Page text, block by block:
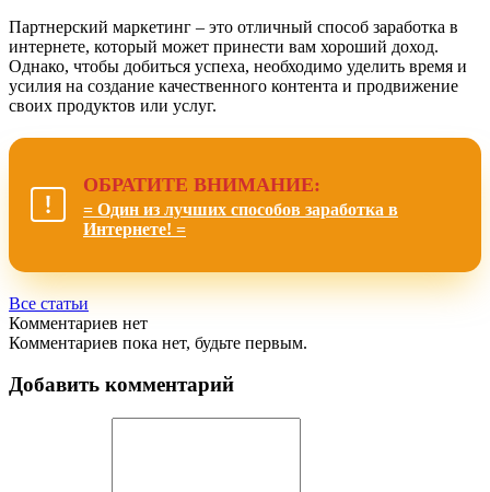
Партнерский маркетинг – это отличный способ заработка в
интернете, который может принести вам хороший доход.
Однако, чтобы добиться успеха, необходимо уделить время и
усилия на создание качественного контента и продвижение
своих продуктов или услуг.
ОБРАТИТЕ ВНИМАНИЕ:
= Один из лучших способов заработка в
Интернете! =
Все статьи
Комментариев нет
Комментариев пока нет, будьте первым.
Добавить комментарий